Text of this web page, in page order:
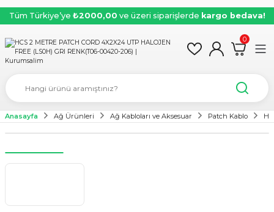
Tüm Türkiye’ye ₺2000,00 ve üzeri siparişlerde kargo bedava!
0
Anasayfa Ağ Ürünleri Ağ Kabloları ve Aksesuar Patch Kablo